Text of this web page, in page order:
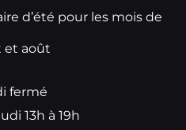
d’été pour les mois de
et août
fermé
13h à 19h